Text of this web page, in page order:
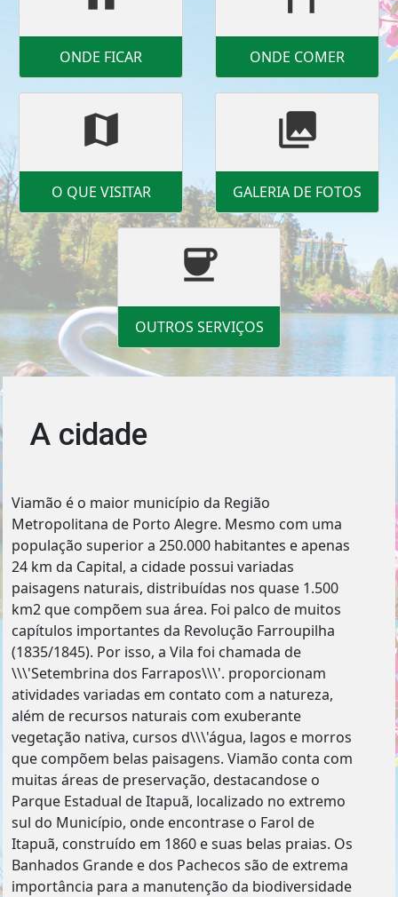
ONDE FICAR ONDE COMER
map
O QUE VISITAR
photo_library
GALERIA DE FOTOS
coffee
OUTROS SERVIÇOS
A cidade
Viamão é o maior município da Região
Metropolitana de Porto Alegre. Mesmo com uma
população superior a 250.000 habitantes e apenas
24 km da Capital, a cidade possui variadas
paisagens naturais, distribuídas nos quase 1.500
km2 que compõem sua área. Foi palco de muitos
capítulos importantes da Revolução Farroupilha
(1835/1845). Por isso, a Vila foi chamada de
\\\'Setembrina dos Farrapos\\\'. proporcionam
atividades variadas em contato com a natureza,
além de recursos naturais com exuberante
vegetação nativa, cursos d\\\'água, lagos e morros
que compõem belas paisagens. Viamão conta com
muitas áreas de preservação, destacando­se o
Parque Estadual de Itapuã, localizado no extremo
sul do Município, onde encontra­se o Farol de
Itapuã, construído em 1860 e suas belas praias. Os
Banhados Grande e dos Pachecos são de extrema
importância para a manutenção da biodiversidade